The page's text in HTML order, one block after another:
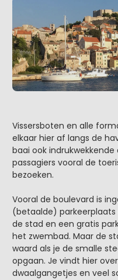
Vissersboten en alle
elkaar hier af langs de
baai ook
passagiers vooral de
bezoeken.
Vooral de boulevard is
(betaalde)
de stad en een gratis
het zwembad. Maar de
waard als je de smalle
opgaan. Je vindt hier
dwaalgangetjes en veel